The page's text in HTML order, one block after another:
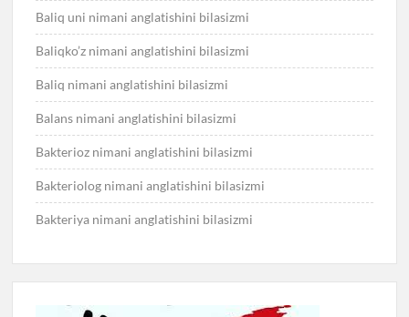
Baliq uni nimani anglatishini bilasizmi
Baliqko’z nimani anglatishini bilasizmi
Baliq nimani anglatishini bilasizmi
Balans nimani anglatishini bilasizmi
Bakterioz nimani anglatishini bilasizmi
Bakteriolog nimani anglatishini bilasizmi
Bakteriya nimani anglatishini bilasizmi